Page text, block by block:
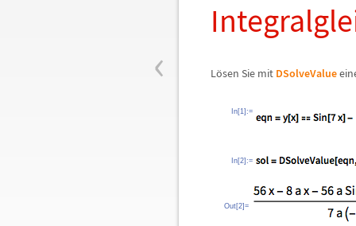
‹ Lösen Sie mit DSolveValue
In[1]:=
In[2]:=
Out[2]=